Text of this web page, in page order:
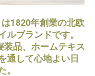
1820年創業の北欧
ルブランドです。
装品、ホームテキス
通して心地よい日
。